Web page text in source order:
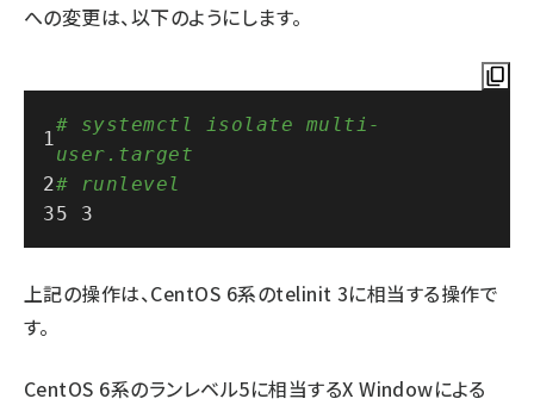
への変更は、以下のようにします。
# systemctl isolate multi-
user.target
# runlevel
5 3
上記の操作は、CentOS 6系のtelinit 3に相当する操作で
す。
CentOS 6系のランレベル5に相当するX Windowによる